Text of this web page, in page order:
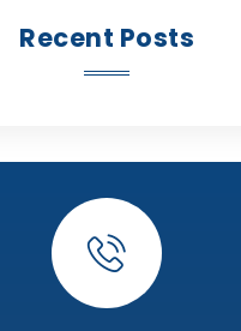
Recent Posts